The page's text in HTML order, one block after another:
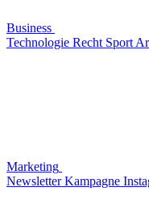
Business
Technologie Recht Sport
Marketing
Newsletter Kampagne